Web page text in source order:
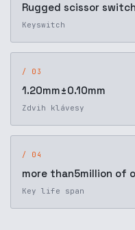
Rugged scissor
Keyswitch
/ 03
1.20mm±0.10mm
Zdvih klávesy
/ 04
more than5million of
Key life span